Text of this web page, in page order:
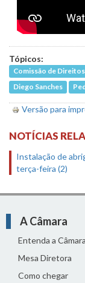
Tópicos:
Comissão de
Diego Sanches
Versão para
NOTÍCIAS
Instalação de
terça-feira (2)
A Câmara
Entenda a Câmara
Mesa Diretora
Como chegar